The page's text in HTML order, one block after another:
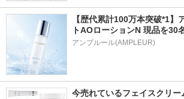
【歴代累計100万本突破*1】
トAOローションN 現品を30
アンプルール(AMPLEUR)
今売れているフェイスクリ